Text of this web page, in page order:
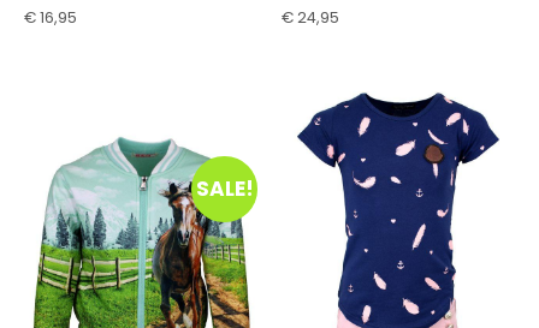
€16,95 €24,95
SALE!